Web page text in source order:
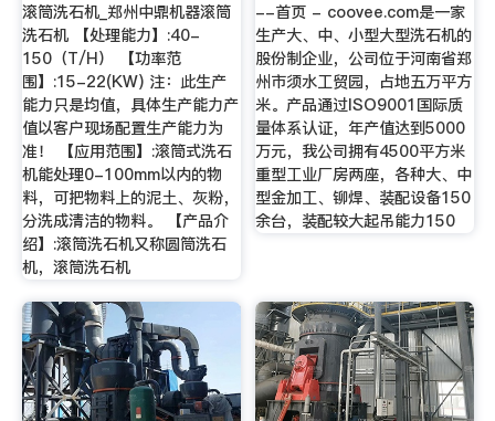
滚筒洗石机_郑州中鼎机器滚筒
洗石机 【处理能力】:40-
150（T/H） 【功率范
围】:15-22(KW) 注：此生产
能力只是均值，具体生产能力产
值以客户现场配置生产能力为
准！ 【应用范围】:滚筒式洗石
机能处理0-100mm以内的物
料，可把物料上的泥土、灰粉，
分洗成清洁的物料。 【产品介
绍】:滚筒洗石机又称圆筒洗石
机，滚筒洗石机
--首页 - coovee.com是一家
生产大、中、小型大型洗石机的
股份制企业，公司位于河南省郑
州市须水工贸园，占地五万平方
米。产品通过ISO9001国际质
量体系认证，年产值达到5000
万元，我公司拥有4500平方米
重型工业厂房两座，各种大、中
型金加工、铆焊、装配设备150
余台，装配较大起吊能力150